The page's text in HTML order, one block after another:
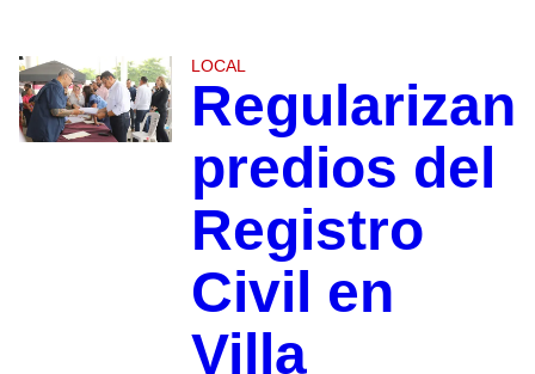
LOCAL
Regularizan
predios del
Registro
Civil en
Villa